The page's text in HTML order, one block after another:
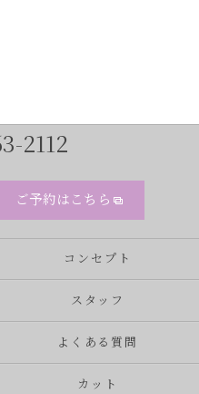
2112
ご予約はこちら
コンセプト
スタッフ
よくある質問
カット